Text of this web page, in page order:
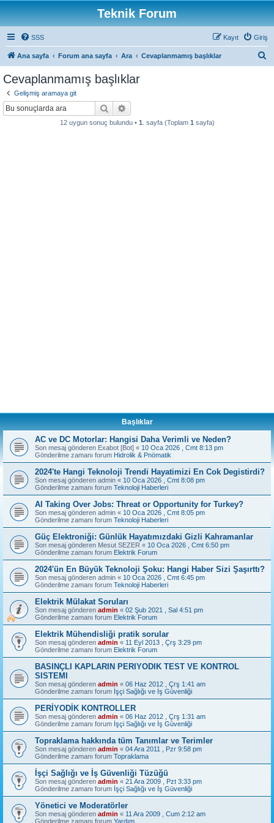
Teknik Forum
SSS Giriş
Kayıt
Ana sayfa Forum ana sayfa Ara Cevaplanmamış başlıklar
Cevaplanmamış başlıklar
Gelişmiş aramaya git
Ara
12 uygun sonuç bulundu • 1 . sayfa (Toplam 1 sayfa)
Başlıklar
AC ve DC Motorlar: Hangisi Daha Verimli ve Neden?
Son mesaj gönderen Exabot [Bot] « 10 Oca 2026 , Cmt 8:13 pm
Gönderilme zamanı forum Hidrolik & Pnömatik
2024'te Hangi Teknoloji Trendi Hayatimizi En Cok Degistirdi?
Son mesaj gönderen admin « 10 Oca 2026 , Cmt 8:08 pm
Gönderilme zamanı forum Teknoloji Haberleri
AI Taking Over Jobs: Threat or Opportunity for Turkey?
Son mesaj gönderen admin « 10 Oca 2026 , Cmt 8:05 pm
Gönderilme zamanı forum Teknoloji Haberleri
Güç Elektroniği: Günlük Hayatımızdaki Gizli Kahramanlar
Son mesaj gönderen Mesut SEZER « 10 Oca 2026 , Cmt 6:50 pm
Gönderilme zamanı forum Elektrik Forum
2024'ün En Büyük Teknoloji Şoku: Hangi Haber Sizi Şaşırttı?
Son mesaj gönderen admin « 10 Oca 2026 , Cmt 6:45 pm
Gönderilme zamanı forum Teknoloji Haberleri
Elektrik Mülakat Soruları
Son mesaj gönderen admin « 02 Şub 2021 , Sal 4:51 pm
Gönderilme zamanı forum Elektrik Forum
Elektrik Mühendisliği pratik sorular
Son mesaj gönderen admin « 11 Eyl 2013 , Çrş 3:29 pm
Gönderilme zamanı forum Elektrik Forum
BASINÇLI KAPLARIN PERIYODIK TEST VE KONTROL
SISTEMI
Son mesaj gönderen admin « 06 Haz 2012 , Çrş 1:41 am
Gönderilme zamanı forum İşçi Sağlığı ve İş Güvenliği
PERİYODİK KONTROLLER
Son mesaj gönderen admin « 06 Haz 2012 , Çrş 1:31 am
Gönderilme zamanı forum İşçi Sağlığı ve İş Güvenliği
Topraklama hakkında tüm Tanımlar ve Terimler
Son mesaj gönderen admin « 04 Ara 2011 , Pzr 9:58 pm
Gönderilme zamanı forum Topraklama
İşçi Sağlığı ve İş Güvenliği Tüzüğü
Son mesaj gönderen admin « 21 Ara 2009 , Pzt 3:33 pm
Gönderilme zamanı forum İşçi Sağlığı ve İş Güvenliği
Yönetici ve Moderatörler
Son mesaj gönderen admin « 11 Ara 2009 , Cum 2:12 am
Gönderilme zamanı forum Yardım